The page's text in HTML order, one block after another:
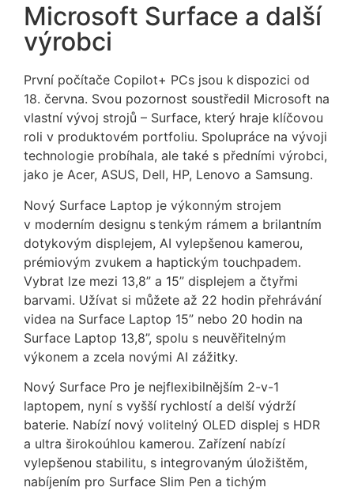
Microsoft Surface a další
výrobci
První počítače Copilot+ PCs jsou k dispozici od
18. června. Svou pozornost soustředil Microsoft na
vlastní vývoj strojů – Surface, který hraje klíčovou
roli v produktovém portfoliu. Spolupráce na vývoji
technologie probíhala, ale také s předními výrobci,
jako je Acer, ASUS, Dell, HP, Lenovo a Samsung.
Nový Surface Laptop je výkonným strojem
v moderním designu s tenkým rámem a brilantním
dotykovým displejem, AI vylepšenou kamerou,
prémiovým zvukem a haptickým touchpadem.
Vybrat lze mezi 13,8” a 15” displejem a čtyřmi
barvami. Užívat si můžete až 22 hodin přehrávání
videa na Surface Laptop 15” nebo 20 hodin na
Surface Laptop 13,8”, spolu s neuvěřitelným
výkonem a zcela novými AI zážitky.
Nový Surface Pro je nejflexibilnějším 2-v-1
laptopem, nyní s vyšší rychlostí a delší výdrží
baterie. Nabízí nový volitelný OLED displej s HDR
a ultra širokoúhlou kamerou. Zařízení nabízí
vylepšenou stabilitu, s integrovaným úložištěm,
nabíjením pro Surface Slim Pen a tichým